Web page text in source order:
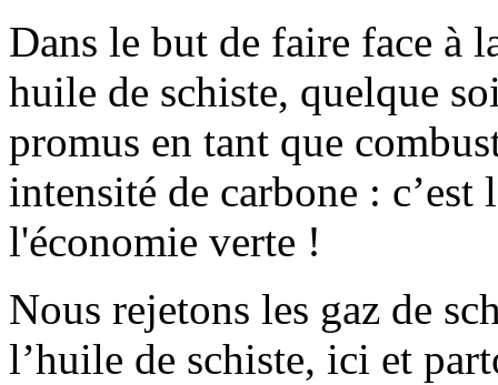
Dans le but de faire face à
huile de schiste, quelque
promus en tant que
intensité de carbone : c’est
l'économie verte !
Nous rejetons les gaz de
l’huile de schiste, ici et